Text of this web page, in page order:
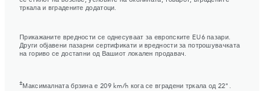
тркала и вградените додатоци.
Прикажаните вредности се однесуваат за европските EU6 пазари.
Други објавени пазарни сертификати и вредности за потрошувачката
на гориво се достапни од Вашиот локален продавач.
‡Максималната брзина е 209 km/h кога се вградени тркала од 22".